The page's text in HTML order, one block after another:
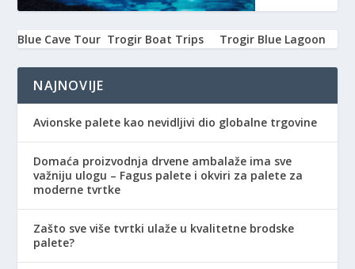
Blue Cave Tour Trogir Boat Trips Trogir Blue Lagoon
NAJNOVIJE
Avionske palete kao nevidljivi dio globalne trgovine
Domaća proizvodnja drvene ambalaže ima sve
važniju ulogu – Fagus palete i okviri za palete za
moderne tvrtke
Zašto sve više tvrtki ulaže u kvalitetne brodske
palete?